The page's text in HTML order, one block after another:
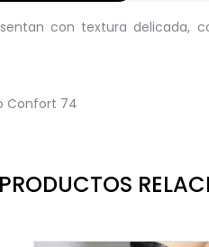
con textura delicada,
Confort 74
PRODUCTOS